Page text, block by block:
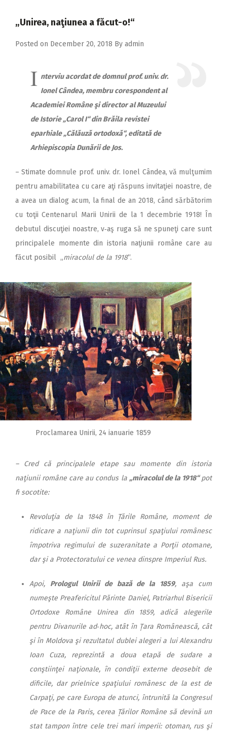
2017
2016
2009
„Unirea, naţiunea a făcut-o!“
Posted on December 20, 2018 By admin
I nterviu acordat de domnul prof. univ. dr.
Ionel Cândea, membru corespondent al
Academiei Române şi director al Muzeului
de Istorie „Carol I“ din Brăila revistei
eparhiale „Călăuză ortodoxă“, editată de
Arhiepiscopia Dunării de Jos.
– Stimate domnule prof. univ. dr. Ionel Cândea, vă mulţumim
pentru amabilitatea cu care aţi răspuns invitaţiei noastre, de
a avea un dialog acum, la final de an 2018, când sărbătorim
cu toţii Centenarul Marii Unirii de la 1 decembrie 1918! În
debutul discuţiei noastre, v‑aş ruga să ne spuneţi care sunt
principalele momente din istoria naţiunii române care au
făcut posibil „miracolul de la 1918“.
Proclamarea Unirii, 24 ianuarie 1859
– Cred că principalele etape sau momente din istoria
naţiunii române care au condus la „miracolul de la 1918“pot
fi socotite:
Revoluţia de la 1848 în Țările Române, moment de
ridicare a naţiunii din tot cuprinsul spaţiului românesc
împotriva regimului de suzeranitate a Porţii otomane,
dar şi a Protectoratului ce venea dinspre Imperiul Rus.
Apoi, Prologul Unirii de bază de la 1859, aşa cum
numeşte Preafericitul Părinte Daniel, Patriarhul Bisericii
Ortodoxe Române Unirea din 1859, adică alegerile
pentru Divanurile ad‑hoc, atât în Țara Românească, cât
şi în Moldova şi rezultatul dublei alegeri a lui Alexandru
Ioan Cuza, reprezintă a doua etapă de sudare a
conştiinţei naţionale, în condiţii externe deosebit de
dificile, dar prielnice spaţiului românesc de la est de
Carpaţi, pe care Europa de atunci, întrunită la Congresul
de Pace de la Paris, cerea Țărilor Române să devină un
stat tampon între cele trei mari imperii: otoman, rus şi